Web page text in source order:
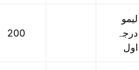
200
لیمو
درجہ
اول